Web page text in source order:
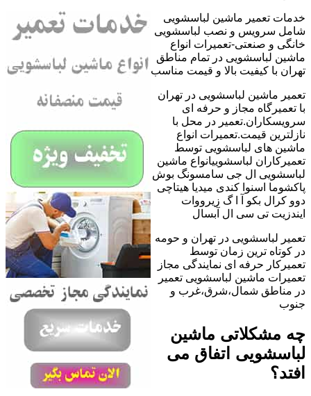
خدمات تعمیر ماشین لباسشویی
شامل سرویس و نصب لباسشویی
خانگی و صنعتی-تعمیرات انواع
ماشین لباسشویی در تمام مناطق
تهران با کیفیت بالا و قیمت مناسب
تعمیر ماشین لباسشویی در تهران
با تعمیرگاه مجاز و حرفه ای
سرویسکاران.تعمیر در محل با
نازلترین قیمت.تعمیرات انواع
ماشین های لباسشویی توسط
تعمیرکاران لباسشوییانواع ماشین
لباسشویی ال جی سامسونگ بوش
پاکشوما اسنوا کندی میدیا هیتاچی
دوو کرال بکو آ ا گ زیرووات
ایندزیت تی سی ال آبسال
تعمیر لباسشویی در تهران و حومه
در کوتاه ترین زمان توسط
تعمیرکار حرفه ای نمایندگی مجاز
تعمیرات ماشین لباسشویی تعمیر
در مناطق شمال،شرق،غرب و
جنوب
چه مشکلاتی ماشین
لباسشویی اتفاق می
افتد؟